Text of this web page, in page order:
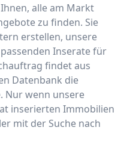
alle am Markt
zu finden. Sie
erstellen, unsere
Inserate für
findet aus
Datenbank die
Nur wenn unsere
inserierten Immobilien
mit der Suche nach